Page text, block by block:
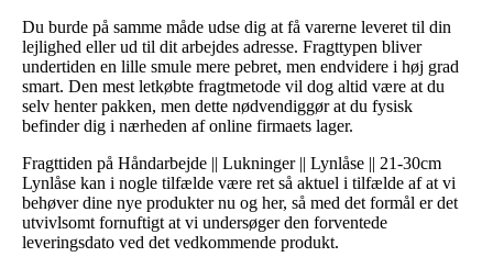
Du burde på samme måde udse dig at få varerne leveret til din
lejlighed eller ud til dit arbejdes adresse. Fragttypen bliver
undertiden en lille smule mere pebret, men endvidere i høj grad
smart. Den mest letkøbte fragtmetode vil dog altid være at du
selv henter pakken, men dette nødvendiggør at du fysisk
befinder dig i nærheden af online firmaets lager.
Fragttiden på Håndarbejde || Lukninger || Lynlåse || 21-30cm
Lynlåse kan i nogle tilfælde være ret så aktuel i tilfælde af at vi
behøver dine nye produkter nu og her, så med det formål er det
utvivlsomt fornuftigt at vi undersøger den forventede
leveringsdato ved det vedkommende produkt.